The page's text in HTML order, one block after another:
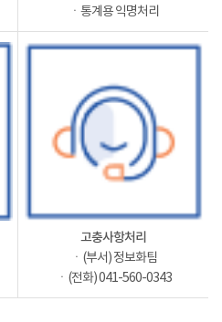
ㆍ통계용 익명처리
고충사항처리
ㆍ(부서) 정보화팀
ㆍ(전화) 041-560-0343